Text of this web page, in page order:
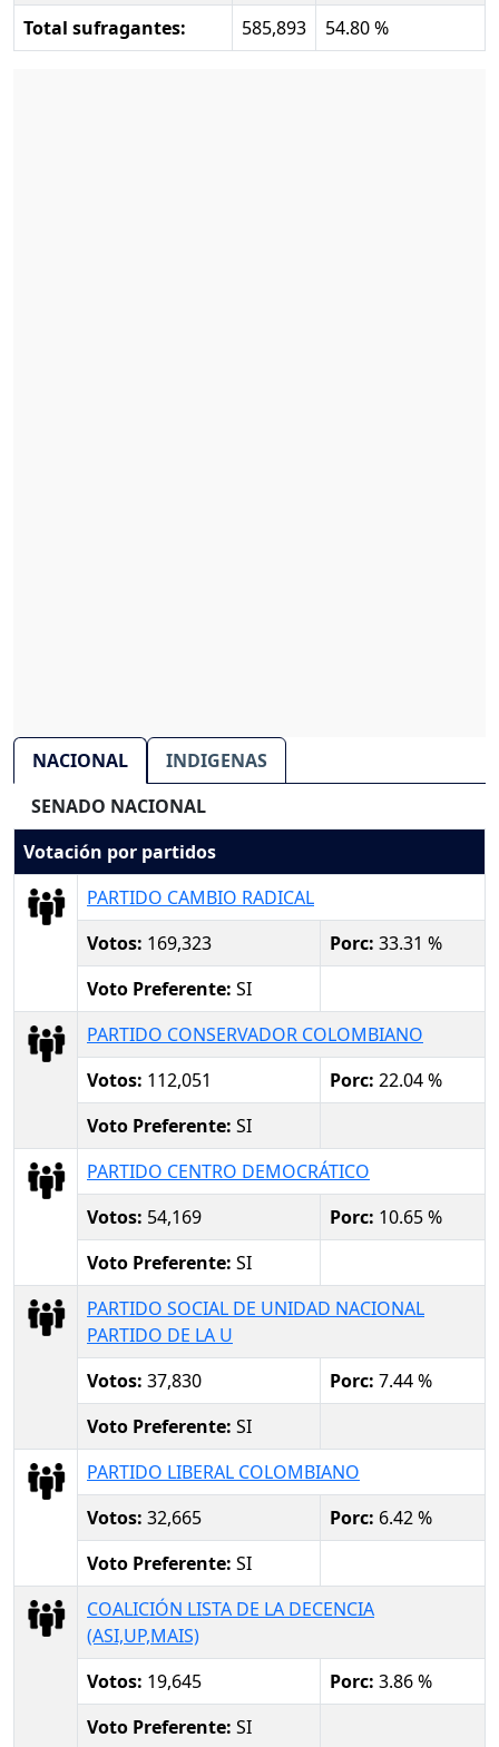
Total sufragantes:
585,893 54.80 %
NACIONAL
INDIGENAS
SENADO NACIONAL
Votación por partidos
PARTIDO CAMBIO RADICAL
Votos: 169,323 Porc: 33.31 %
Voto Preferente: SI
PARTIDO CONSERVADOR COLOMBIANO
Votos: 112,051 Porc: 22.04 %
Voto Preferente: SI
PARTIDO CENTRO DEMOCRÁTICO
Votos: 54,169 Porc: 10.65 %
Voto Preferente: SI
PARTIDO SOCIAL DE UNIDAD NACIONAL
PARTIDO DE LA U
Votos: 37,830 Porc: 7.44 %
Voto Preferente: SI
PARTIDO LIBERAL COLOMBIANO
Votos: 32,665 Porc: 6.42 %
Voto Preferente: SI
COALICIÓN LISTA DE LA DECENCIA
(ASI,UP,MAIS)
Votos: 19,645 Porc: 3.86 %
Voto Preferente: SI